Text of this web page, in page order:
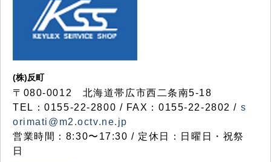
(株)反町
〒080-0012 北海道帯広市西二条南5-18
TEL：0155-22-2800 / FAX：0155-22-2802 / s
orimati@m2.octv.ne.jp
営業時間：8:30〜17:30 / 定休日：日曜日・祝祭
日